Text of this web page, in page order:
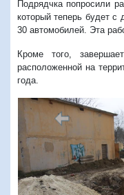
Подрядчка попросили
который теперь будет с
30 автомобилей. Эта
Кроме того,
расположенной на
года.
Предыдущий